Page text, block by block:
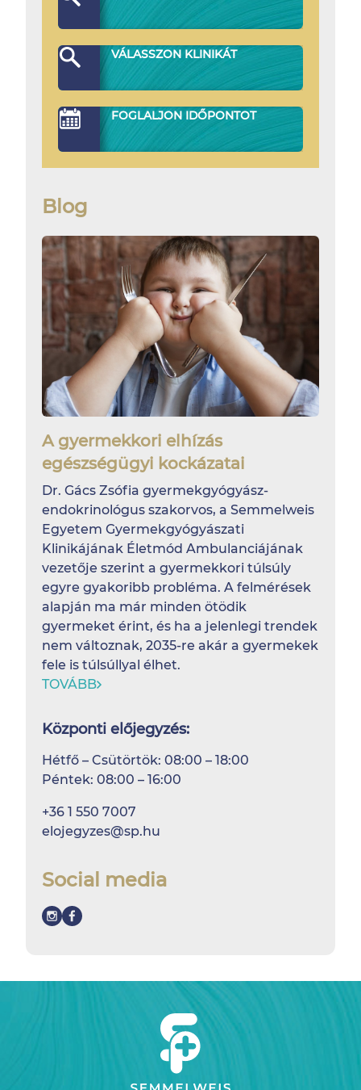
VÁLASSZON KLINIKÁT
FOGLALJON IDŐPONTOT
Blog
A gyermekkori elhízás
egészségügyi kockázatai
Dr. Gács Zsófia gyermekgyógyász-
endokrinológus szakorvos, a Semmelweis
Egyetem Gyermekgyógyászati
Klinikájának Életmód Ambulanciájának
vezetője szerint a gyermekkori túlsúly
egyre gyakoribb probléma. A felmérések
alapján ma már minden ötödik
gyermeket érint, és ha a jelenlegi trendek
nem változnak, 2035-re akár a gyermekek
fele is túlsúllyal élhet.
TOVÁBB
Központi előjegyzés:
Hétfő – Csütörtök: 08:00 – 18:00
Péntek: 08:00 – 16:00
+36 1 550 7007
elojegyzes@sp.hu
Social media